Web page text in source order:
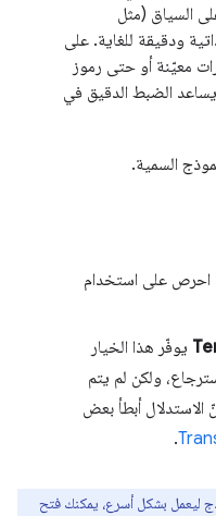
(مثل
للغاية. على
أو حتى رموز
الضبط الدقيق في
السمية.
على استخدام
هذا الخيار
ولكن لم يتم
أبطأ بعض
.
بشكل أسرع، يمكنك فتح